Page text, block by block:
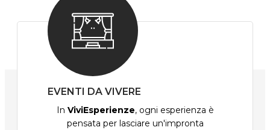
EVENTI DA VIVERE
In ViviEsperienze, ogni esperienza è
pensata per lasciare un'impronta